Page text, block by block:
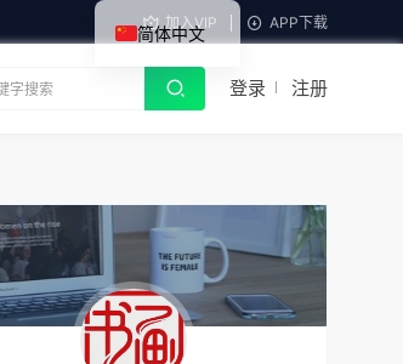
加入VIP APP下载
登录 注册
简体中文